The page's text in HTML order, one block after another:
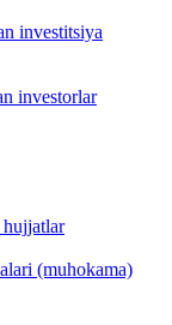
investitsiya
investorlar
(muhokama)